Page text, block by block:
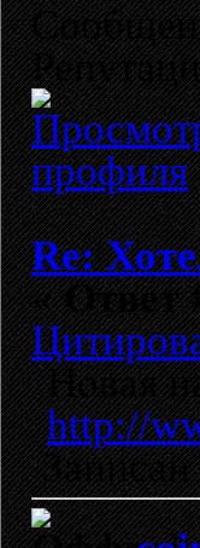
Re:
«Ответ
Новая
http://
Записан